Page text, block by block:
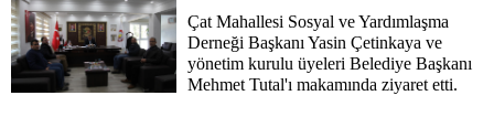
Çat Mahallesi Sosyal ve Yardımlaşma
Derneği Başkanı Yasin Çetinkaya ve
yönetim kurulu üyeleri Belediye Başkanı
Mehmet Tutal'ı makamında ziyaret etti.